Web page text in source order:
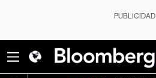
PUBLICIDAD